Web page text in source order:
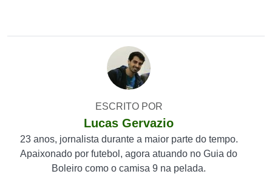
ESCRITO POR
Lucas Gervazio
23 anos, jornalista durante a maior parte do tempo.
Apaixonado por futebol, agora atuando no Guia do
Boleiro como o camisa 9 na pelada.